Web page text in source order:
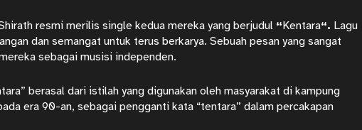
resmi merilis single kedua mereka yang berjudul “Kentara“. Lagu
dan semangat untuk terus berkarya. Sebuah pesan yang sangat
sebagai musisi independen.
berasal dari istilah yang digunakan oleh masyarakat di kampung
era 90-an, sebagai pengganti kata “tentara” dalam percakapan